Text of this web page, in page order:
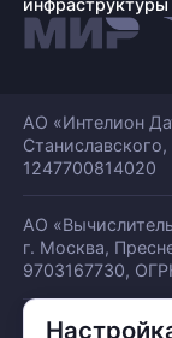
инфраструктуры
АО «Интелион
Станиславского,
1247700814020
АО
г. Москва,
9703167730,
© АО